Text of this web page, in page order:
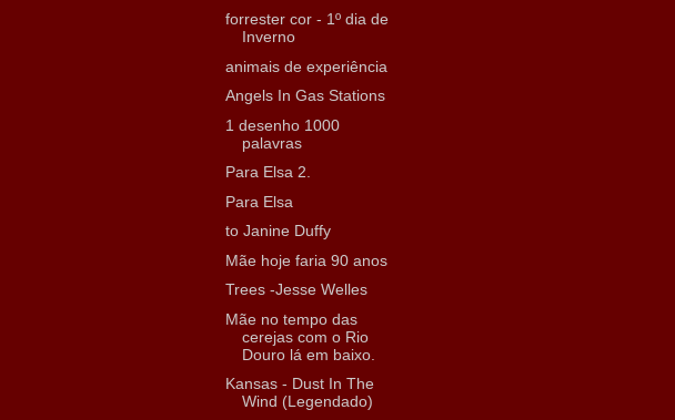
forrester cor - 1º dia de
Inverno
animais de experiência
Angels In Gas Stations
1 desenho 1000
palavras
Para Elsa 2.
Para Elsa
to Janine Duffy
Mãe hoje faria 90 anos
Trees -Jesse Welles
Mãe no tempo das
cerejas com o Rio
Douro lá em baixo.
Kansas - Dust In The
Wind (Legendado)